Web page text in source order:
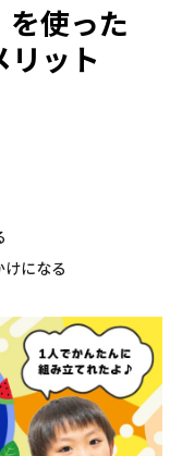
を使った
ット
になる